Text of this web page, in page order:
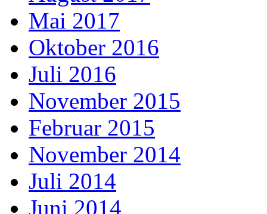
Mai 2017
Oktober 2016
Juli 2016
November 2015
Februar 2015
November 2014
Juli 2014
Juni 2014